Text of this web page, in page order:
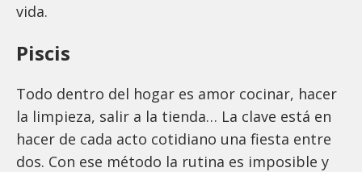
vida.
Piscis
Todo dentro del hogar es amor cocinar, hacer
la limpieza, salir a la tienda… La clave está en
hacer de cada acto cotidiano una fiesta entre
dos. Con ese método la rutina es imposible y